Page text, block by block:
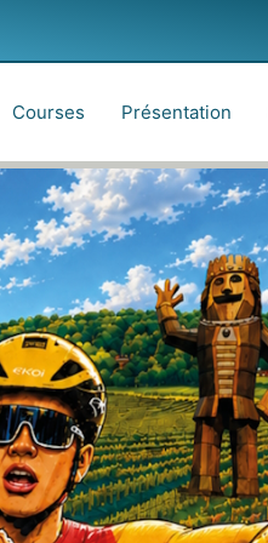
Courses Présentation